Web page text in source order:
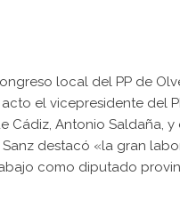
local del PP de
el vicepresidente del
Cádiz, Antonio Saldaña, y
destacó «la gran
como diputado